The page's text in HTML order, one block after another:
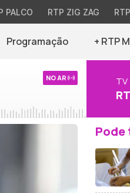
PALCO RTP ZIG ZAG
Programação + RTP
NO AR TV
Pode